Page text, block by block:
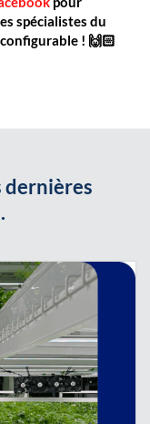
spécialistes du
! 🙌🏻
dernières